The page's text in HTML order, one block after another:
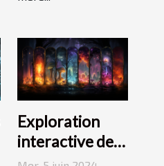
Exploration
interactive des
forêts